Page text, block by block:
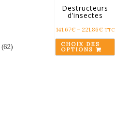
Destructeurs
d’insectes
141,67€– 221,86€ TTC
CHOIX DES
OPTIONS
(62)